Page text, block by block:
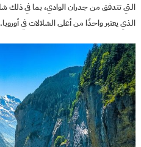
الذي يعتبر واحدًا من أعلى الشلالات في أوروبا.